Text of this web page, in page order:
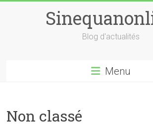
Blog d'actualités
Menu
Non classé